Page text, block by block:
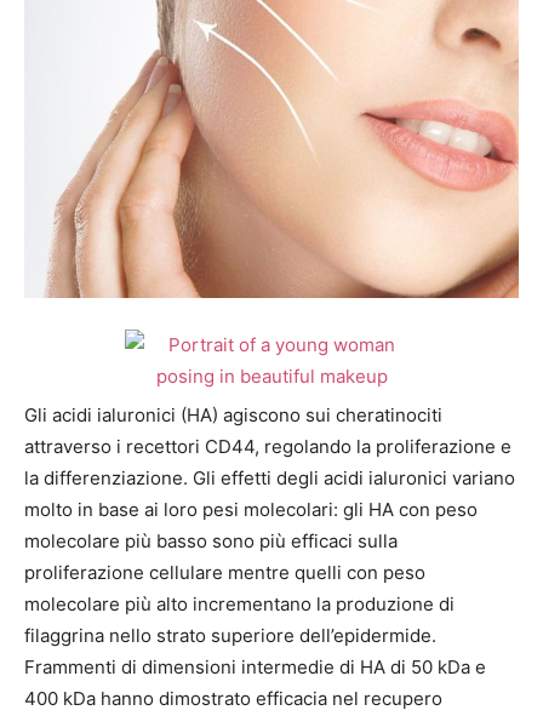
Gli acidi ialuronici (HA) agiscono sui cheratinociti
attraverso i recettori CD44, regolando la proliferazione e
la differenziazione. Gli effetti degli acidi ialuronici variano
molto in base ai loro pesi molecolari: gli HA con peso
molecolare più basso sono più efficaci sulla
proliferazione cellulare mentre quelli con peso
molecolare più alto incrementano la produzione di
filaggrina nello strato superiore dell’epidermide.
Frammenti di dimensioni intermedie di HA di 50 kDa e
400 kDa hanno dimostrato efficacia nel recupero